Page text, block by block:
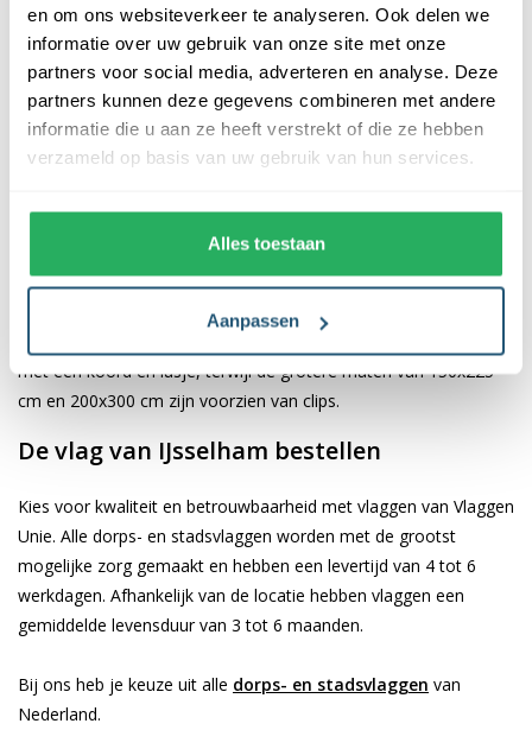
en om ons websiteverkeer te analyseren. Ook delen we
informatie over uw gebruik van onze site met onze
partners voor social media, adverteren en analyse. Deze
partners kunnen deze gegevens combineren met andere
informatie die u aan ze heeft verstrekt of die ze hebben
verzameld op basis van uw gebruik van hun services.
Alles toestaan
Aanpassen
De afwerking van onze vlaggen is van hoge kwaliteit. Ze zijn
voorzien van een sterke kopband en een dubbele stiknaad, wat
bijdraagt aan hun duurzaamheid en stevigheid. Wij bieden de
vlag vanIJsselhamaan in verschillende afmetingen, namelijk
40x60 cm, 70x100 cm, 100x150 cm, 150x225 cm en 200x300
Afhankelijk van de afmetingen die je kiest, worden de vlaggen
voorzien van verschillende bevestigingsmogelijkheden. De
met een koord en lusje, terwijl de grotere maten van 150x225
cm en 200x300 cm zijn voorzien van clips.
De vlag van IJsselham bestellen
Kies voor kwaliteit en betrouwbaarheid met vlaggen van Vlaggen
Unie. Alle dorps- en stadsvlaggen worden met de grootst
mogelijke zorg gemaakt en hebben een levertijd van 4 tot 6
werkdagen. Afhankelijk van de locatie hebben vlaggen een
gemiddelde levensduur van 3 tot 6 maanden.
Bij ons heb je keuze uit alle dorps- en stadsvlaggen van
Nederland.